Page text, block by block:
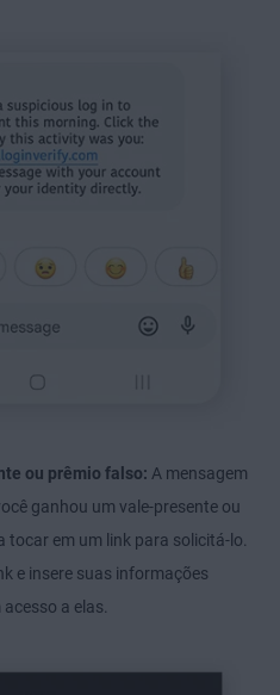
ou prêmio falso: A mensagem
ganhou um vale-presente ou
tocar em um link para solicitá-lo.
e insere suas informações
a elas.